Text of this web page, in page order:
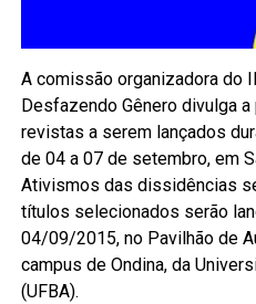
A comissão organizadora do
Desfazendo Gênero divulga
revistas a serem lançados
de 04 a 07 de setembro, em
Ativismos das dissidências
títulos selecionados serão
04/09/2015, no ​Pavilhão de
campus​ de Ondina, da​
(UFBA).